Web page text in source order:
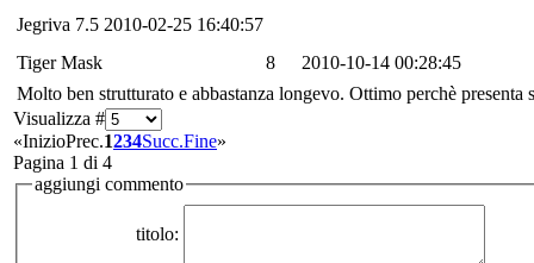
Jegriva 7.5 2010-02-25 16:40:57
Tiger Mask
8
2010-10-14 00:28:45
Molto ben strutturato e abbastanza longevo. Ottimo perchè presenta
Visualizza #
«InizioPrec.1234Succ.Fine»
Pagina 1 di 4
aggiungi commento
titolo: